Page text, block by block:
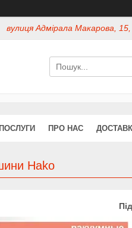
вулиця Адмірала Макарова,
ПРО НАС
Hako